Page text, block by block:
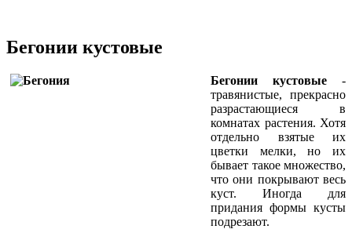
Бегонии кустовые
Бегонии кустовые -
травянистые, прекрас­но
разрастающиеся в
комнатах растения. Хотя
отдельно взятые их
цветки мелки, но их
бывает такое множество,
что они покры­вают весь
куст. Иногда для
придания формы кусты
подрезают.